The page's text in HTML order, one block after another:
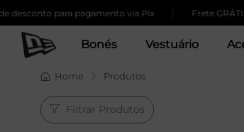
para pagamento via Pix | Frete GRÁTIS para
Bonés Vestuário
Home Produtos
Filtrar Produtos